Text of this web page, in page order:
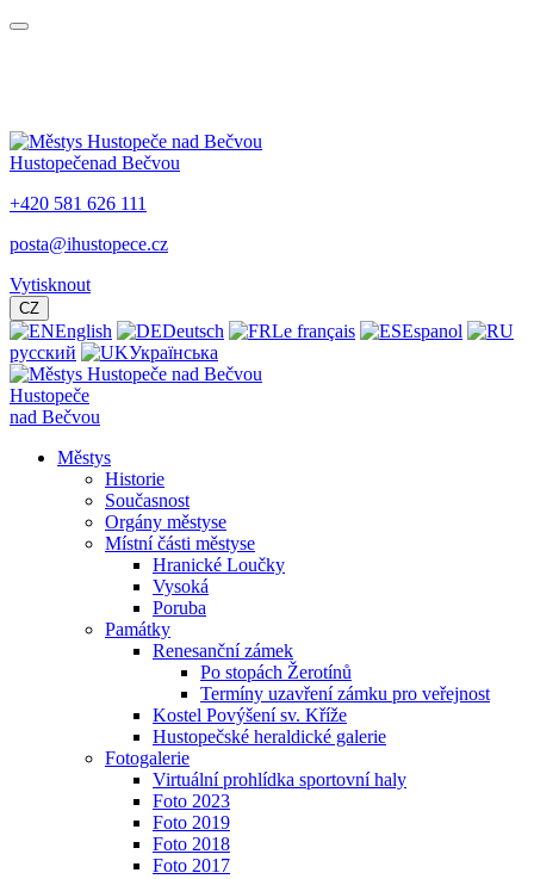
Hustopečenad Bečvou
+420 581 626 111
posta@ihustopece.cz
Vytisknout
CZ
English Deutsch Le français
Espanol
русский
Українська
Hustopeče
nad Bečvou
Městys
Historie
Současnost
Orgány městyse
Místní části městyse
Hranické Loučky
Vysoká
Poruba
Památky
Renesanční zámek
Po stopách Žerotínů
Termíny uzavření zámku pro veřejnost
Kostel Povýšení sv. Kříže
Hustopečské heraldické galerie
Fotogalerie
Virtuální prohlídka sportovní haly
Foto 2023
Foto 2019
Foto 2018
Foto 2017